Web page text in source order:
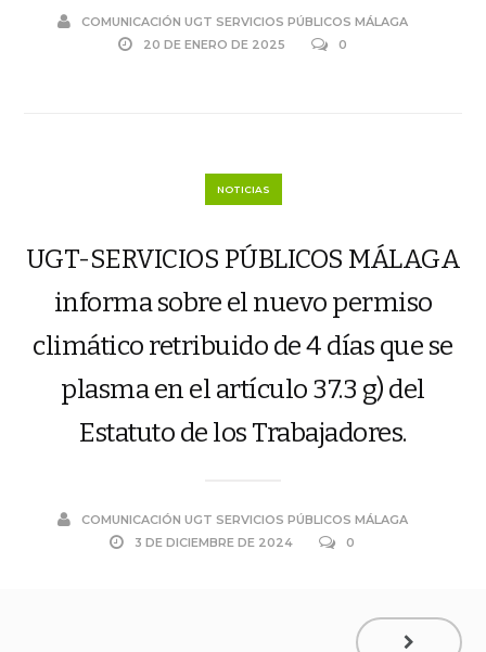
COMUNICACIÓN UGT SERVICIOS PÚBLICOS MÁLAGA
20 DE ENERO DE 2025
0
NOTICIAS
UGT-SERVICIOS PÚBLICOS MÁLAGA
informa sobre el nuevo permiso
climático retribuido de 4 días que se
plasma en el artículo 37.3 g) del
Estatuto de los Trabajadores.
COMUNICACIÓN UGT SERVICIOS PÚBLICOS MÁLAGA
3 DE DICIEMBRE DE 2024
0